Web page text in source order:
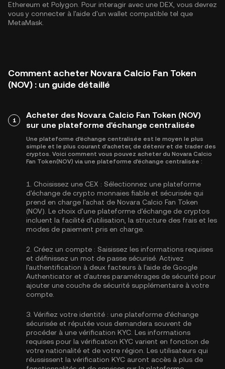
Ethereum et Polygon . Pour interagir avec une DEX, vous devrez
vous y connecter à l'aide d'un wallet compatible tel que
MetaMask.
Comment acheter Novara Calcio Fan Token
(NOV) : un guide détaillé
1
Acheter des Novara Calcio Fan Token (NOV)
sur une plateforme d'échange centralisée
Une plateforme d'échange centralisée est le moyen le plus
simple et le plus courant d'acheter, de détenir et de trader des
cryptos. Voici comment vous pouvez acheter du Novara Calcio
Fan Token(NOV) via une plateforme d'échange centralisée :
1. Choisissez une CEX : Sélectionnez une plateforme
d'échange de crypto monnaies fiable et sécurisée qui
prend en charge l'achat de Novara Calcio Fan Token
(NOV). Le choix d'une plateforme d'échange de cryptos
incluent la facilité d'utilisation, la structure des frais et les
modes de paiement pris en charge.
2. Créez un compte : Saisissez les informations requises
et définissez un mot de passe sécurisé. Activez
l'authentification à deux facteurs à l'aide de Google
Authenticator et d'autres paramétrages de sécurité pour
ajouter une couche de sécurité supplémentaire à votre
compte.
3. Vérifiez votre identité : une plateforme d'échange
sécurisée et réputée vous demandera souvent de
procéder à une vérification KYC. Les informations
requises pour la vérification KYC varient en fonction de
votre nationalité et de votre région. Les utilisateurs qui
réussissent la vérification KYC auront accès à plus de